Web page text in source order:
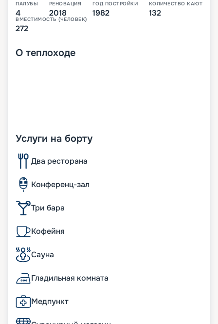
ПАЛУБЫ
4
РЕНОВАЦИЯ
2018
ГОД ПОСТРОЙКИ
1982
КОЛИЧЕСТВО КАЮТ
132
ВМЕСТИМОСТЬ (ЧЕЛОВЕК)
272
О теплоходе
Услуги на борту
Два ресторана
Конференц-зал
Три бара
Кофейня
Сауна
Гладильная комната
Медпункт